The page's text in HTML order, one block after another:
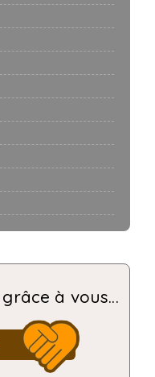
à vous...